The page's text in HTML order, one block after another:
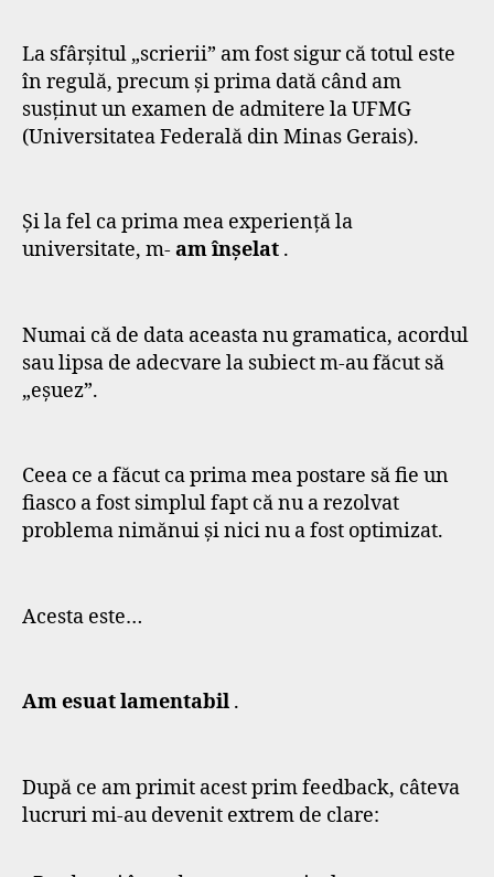
La sfârșitul „scrierii” am fost sigur că totul este
în regulă, precum și prima dată când am
susținut un examen de admitere la UFMG
(Universitatea Federală din Minas Gerais).
Și la fel ca prima mea experiență la
universitate, m-am înșelat .
Numai că de data aceasta nu gramatica, acordul
sau lipsa de adecvare la subiect m-au făcut să
„eșuez”.
Ceea ce a făcut ca prima mea postare să fie un
fiasco a fost simplul fapt că nu a rezolvat
problema nimănui și nici nu a fost optimizat.
Acesta este…
Am esuat lamentabil .
După ce am primit acest prim feedback, câteva
lucruri mi-au devenit extrem de clare: